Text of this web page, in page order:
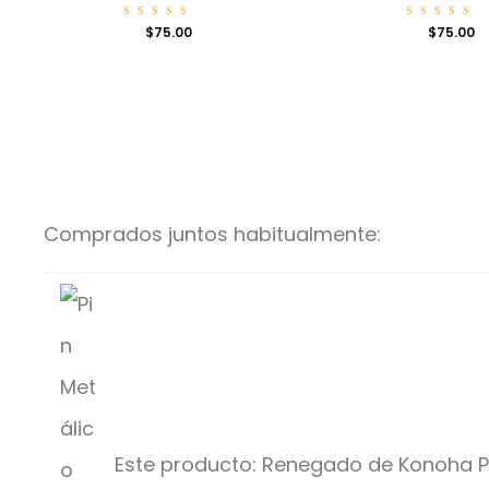
Valorad
o con
$75.00
o con
$75.00
Comprados juntos habitualmente:
Este producto: Renegado de Konoha